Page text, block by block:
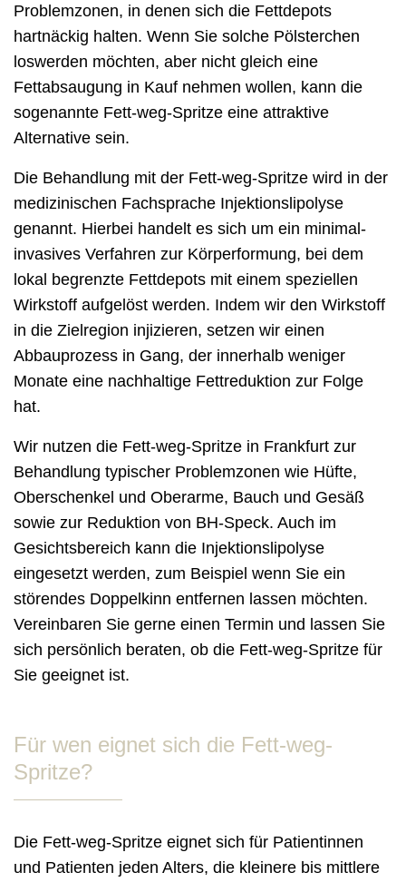
Problemzonen, in denen sich die Fettdepots
hartnäckig halten. Wenn Sie solche Pölsterchen
loswerden möchten, aber nicht gleich eine
Fettabsaugung in Kauf nehmen wollen, kann die
sogenannte Fett-weg-Spritze eine attraktive
Alternative sein.
Die Behandlung mit der Fett-weg-Spritze wird in der
medizinischen Fachsprache Injektionslipolyse
genannt. Hierbei handelt es sich um ein minimal-
invasives Verfahren zur Körperformung, bei dem
lokal begrenzte Fettdepots mit einem speziellen
Wirkstoff aufgelöst werden. Indem wir den Wirkstoff
in die Zielregion injizieren, setzen wir einen
Abbauprozess in Gang, der innerhalb weniger
Monate eine nachhaltige Fettreduktion zur Folge
hat.
Wir nutzen die Fett-weg-Spritze in Frankfurt zur
Behandlung typischer Problemzonen wie Hüfte,
Oberschenkel und Oberarme, Bauch und Gesäß
sowie zur Reduktion von BH-Speck. Auch im
Gesichtsbereich kann die Injektionslipolyse
eingesetzt werden, zum Beispiel wenn Sie ein
störendes Doppelkinn entfernen lassen möchten.
Vereinbaren Sie gerne einen Termin und lassen Sie
sich persönlich beraten, ob die Fett-weg-Spritze für
Sie geeignet ist.
Für wen eignet sich die Fett-weg-
Spritze?
Die Fett-weg-Spritze eignet sich für Patientinnen
und Patienten jeden Alters, die kleinere bis mittlere